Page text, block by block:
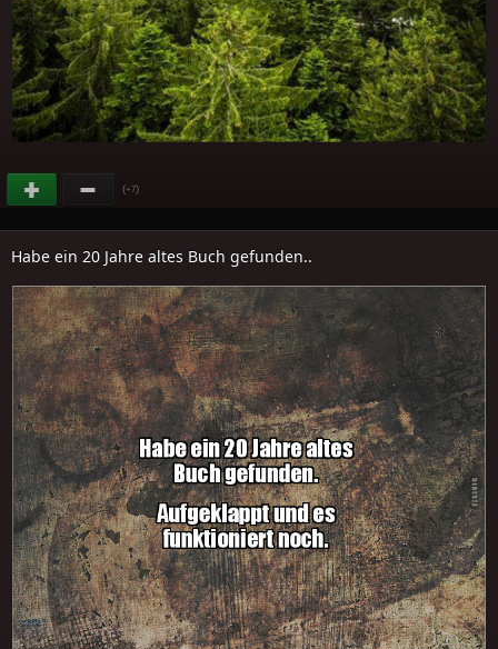
(+7)
Habe ein 20 Jahre altes Buch gefunden..